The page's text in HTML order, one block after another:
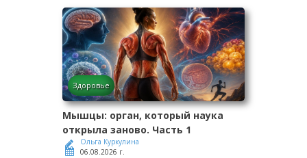
Здоровье
Мышцы: орган, который наука
открыла заново. Часть 1
Ольга Куркулина
06.08.2026 г.